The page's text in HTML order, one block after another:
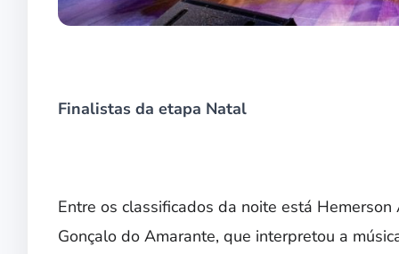
Finalistas da etapa Natal
Entre os classificados da noite está
Gonçalo do Amarante, que interpretou a